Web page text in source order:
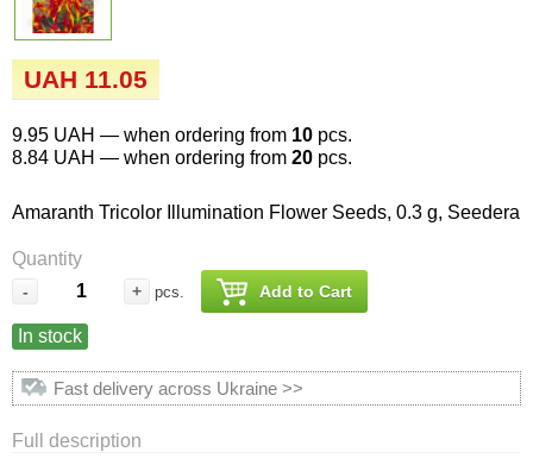
UAH 11.05
9.95 UAH — when ordering from 10 pcs.
8.84 UAH — when ordering from 20 pcs.
Amaranth Tricolor Illumination Flower Seeds, 0.3 g, Seedera
Quantity
- + pcs. Add to Cart
In stock
Fast delivery across Ukraine >>
Full description
Семена перца
Семена редьки
Удобрения «Сударушка», «Рязаночка»
Удобрения «Чистый лист» кристаллические
300 г
Удобрения «Чистый лист» в палочках
Удобрения «Чистый лист» Успех
Опрыскиватели
Средства защиты от колорадского жука
клопов, блох, домашних и садовых муравьев
Средства защиты от комаров, москитов,